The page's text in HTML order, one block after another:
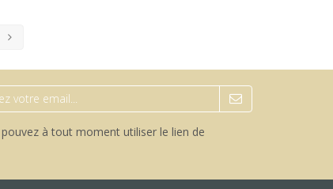
à tout moment utiliser le lien de